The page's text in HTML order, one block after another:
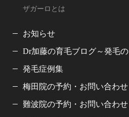
ザガーロとは
お知らせ
Dr加藤の育毛ブログ～発毛
発毛症例集
梅田院の予約・お問い合わせ
難波院の予約・お問い合わせ